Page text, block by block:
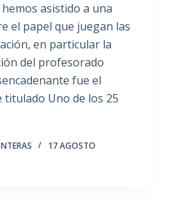
asistido a una
el papel que juegan las
en particular la
del profesorado
fue el
Uno de los 25
17 AGOSTO